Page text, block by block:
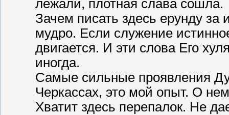
лежали, плотная слава сошла.
Зачем писать здесь ерунду за
мудро. Если служение
двигается. И эти слова Его
иногда.
Самые сильные проявления
Черкассах, это мой опыт. О
Хватит здесь перепалок. Не